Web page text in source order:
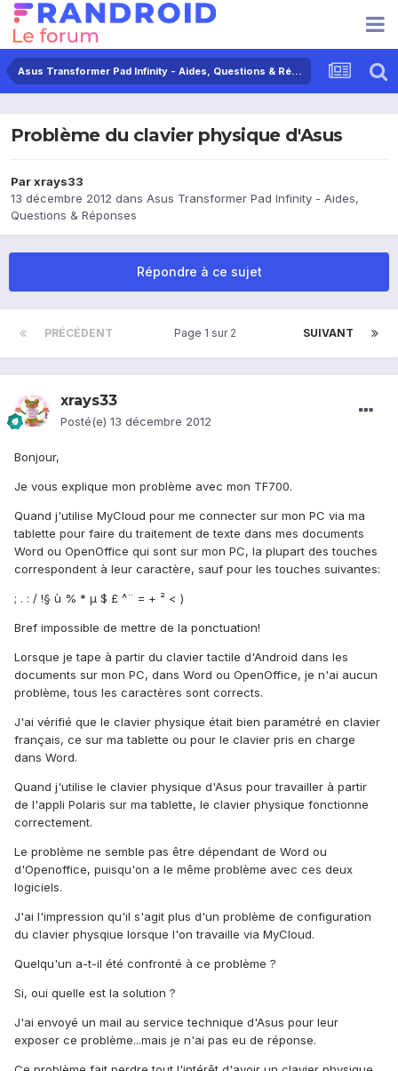
Asus Transformer Pad Infinity - Aides, Questions & Réponses
Problème du clavier physique d'Asus
Parxrays33
13 décembre 2012 dans Asus Transformer Pad Infinity - Aides,
Questions & Réponses
Répondre à ce sujet
PRÉCÉDENT SUIVANT
Page 1 sur 2
xrays33
Posté(e) 13 décembre 2012
Bonjour,
Je vous explique mon problème avec mon TF700.
Quand j'utilise MyCloud pour me connecter sur mon PC via ma
tablette pour faire du traitement de texte dans mes documents
Word ou OpenOffice qui sont sur mon PC, la plupart des touches
correspondent à leur caractère, sauf pour les touches suivantes:
; . : / !§ ù % * µ $ £ ^¨ = + ² < )
Bref impossible de mettre de la ponctuation!
Lorsque je tape à partir du clavier tactile d'Android dans les
documents sur mon PC, dans Word ou OpenOffice, je n'ai aucun
problème, tous les caractères sont corrects.
J'ai vérifié que le clavier physique était bien paramétré en clavier
français, ce sur ma tablette ou pour le clavier pris en charge
dans Word.
Quand j'utilise le clavier physique d'Asus pour travailler à partir
de l'appli Polaris sur ma tablette, le clavier physique fonctionne
correctement.
Le problème ne semble pas être dépendant de Word ou
d'Openoffice, puisqu'on a le même problème avec ces deux
logiciels.
J'ai l'impression qu'il s'agit plus d'un problème de configuration
du clavier physqiue lorsque l'on travaille via MyCloud.
Quelqu'un a-t-il été confronté à ce problème ?
Si, oui quelle est la solution ?
J'ai envoyé un mail au service technique d'Asus pour leur
exposer ce problème...mais je n'ai pas eu de réponse.